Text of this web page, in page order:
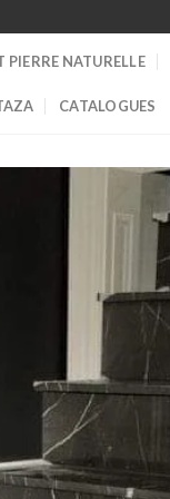
PIERRE NATURELLE
CATALOGUES